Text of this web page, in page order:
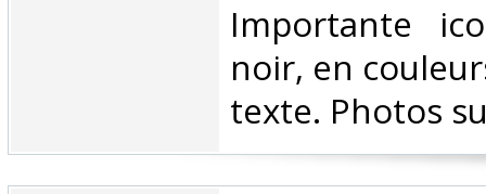
‎Importante
noir, en
texte. Photos